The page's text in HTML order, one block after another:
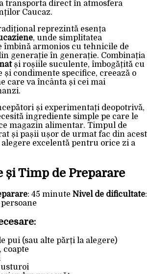
transporta direct în atmosfera
Caucaz.
reprezintă esența
, unde simplitatea
îmbină armonios cu tehnicile de
generație în generație. Combinația
și roșiile suculente, îmbogățită cu
și condimente specifice, creează o
care va încânta și cei mai
și experimentați deopotrivă,
ingrediente simple pe care le
magazin alimentar. Timpul de
și pașii ușor de urmat fac din acest
excelentă pentru orice zi a
și Timp de Preparare
: 45 minute Nivel de dificultate:
pui (sau alte părți la alegere)
coapte
usturoi